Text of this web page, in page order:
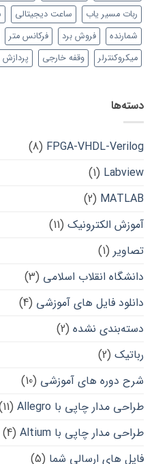
ربات مسیر یاب
ساعت دیجیتالی
شمارنده
فروش برد فرکانس متر
میکروکنترلر
وقفه خارجی
دسته‌ها
FPGA-VHDL-Verilog
(8)
Labview
(1)
MATLAB
(2)
آموزش الکترونیک (11)
تصاویر (1)
دانشگاه انقلاب اسلامی (3)
دانلود فایل های آموزشی (4)
دسته‌بندی نشده (2)
رباتیک (2)
شرح دوره های آموزشی (10)
طراحی مدار چاپی با Allegro
(11)
طراحی مدار چاپی با Altium
(4)
فایل های ارسالی شما (5)